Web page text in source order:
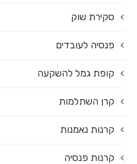
סקירת שוק
פנסיה לעובדים
קופת גמל להשקעה
קרן השתלמות
קרנות נאמנות
קרנות פנסיה